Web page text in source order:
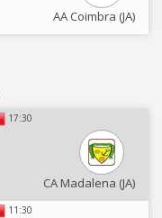
AA Coimbra (JA)
17:30
CA Madalena (JA)
11:30